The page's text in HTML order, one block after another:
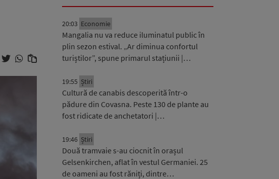
20:03 Economie
Mangalia nu va reduce iluminatul public în
plin sezon estival. „Ar diminua confortul
turiștilor”, spune primarul stațiunii |…
19:55 Știri
Cultură de canabis descoperită într-o
pădure din Covasna. Peste 130 de plante au
fost ridicate de anchetatori |…
19:46 Știri
Două tramvaie s-au ciocnit în orașul
Gelsenkirchen, aflat în vestul Germaniei. 25
de oameni au fost răniți, dintre…